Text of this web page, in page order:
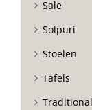
Sale
Solpuri
Stoelen
Tafels